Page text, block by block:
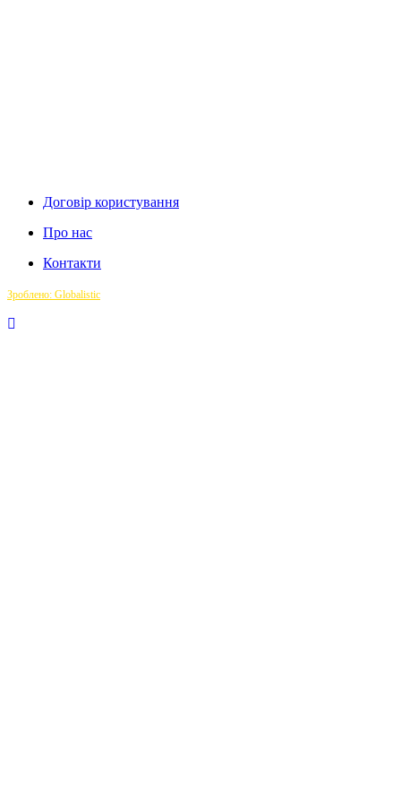
Договір користування
Про нас
Контакти
Зроблено: Globalistic